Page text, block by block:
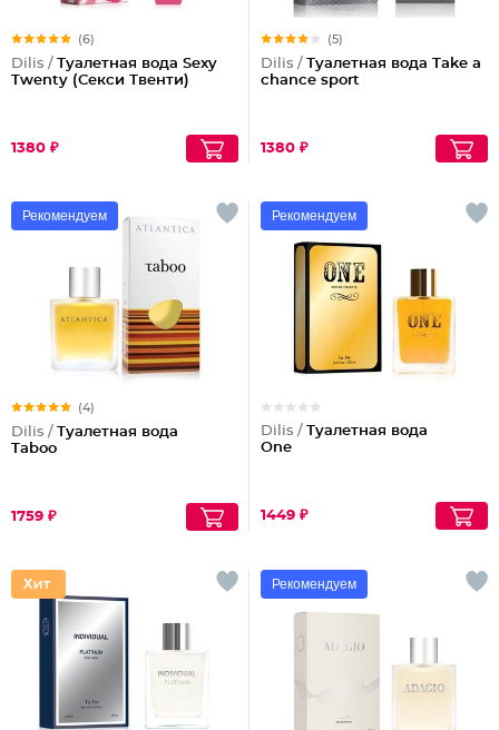
(6)
Dilis / Туалетная вода Sexy
Twenty (Секси Твенти)
1380 ₽
(5)
Dilis / Туалетная вода Take a
chance sport
1380 ₽
Рекомендуем
(4)
Dilis / Туалетная вода
Taboo
1759 ₽
Рекомендуем
Dilis / Туалетная вода
One
1449 ₽
Рекомендуем